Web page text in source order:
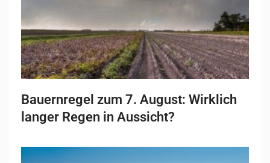
Bauernregel zum 7. August: Wirklich
langer Regen in Aussicht?